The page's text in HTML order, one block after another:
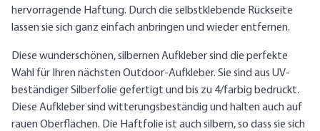
hervorragende Haftung. Durch die selbstklebende Rückseite
lassen sie sich ganz einfach anbringen und wieder entfernen.
Diese wunderschönen, silbernen Aufkleber sind die perfekte
Wahl für Ihren nächsten Outdoor-Aufkleber. Sie sind aus UV-
beständiger Silberfolie gefertigt und bis zu 4/farbig bedruckt.
Diese Aufkleber sind witterungsbeständig und halten auch auf
rauen Oberflächen. Die Haftfolie ist auch silbern, so dass sie sich